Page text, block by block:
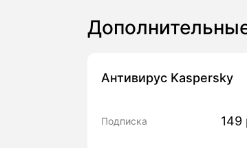
Антивирус Kaspersky
Подписка 149